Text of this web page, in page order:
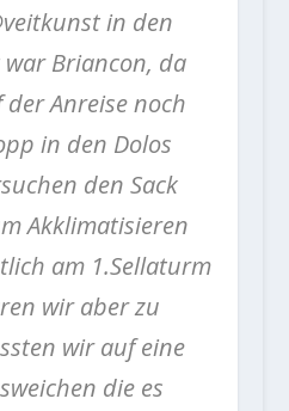
in den
Briancon, da
Anreise noch
in den Dolos
den Sack
Akklimatisieren
am 1.Sellaturm
wir aber zu
wir auf eine
die es